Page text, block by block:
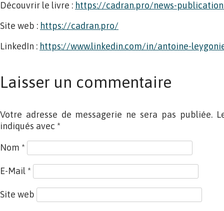
Découvrir le livre : https://cadran.pro/news-
Site web : https://cadran.pro/
LinkedIn : https://www.linkedin.com/in/antoine-
Laisser un commentaire
Votre adresse de messagerie ne sera pas publiée.
indiqués avec *
Nom *
E-Mail *
Site web